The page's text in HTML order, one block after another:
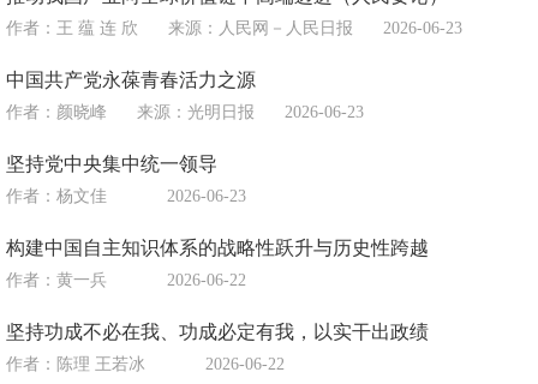
作者：王 蕴 连 欣 来源： 人民网－人民日报 2026-06-23
中国共产党永葆青春活力之源
作者：颜晓峰 来源： 光明日报 2026-06-23
坚持党中央集中统一领导
作者：杨文佳 2026-06-23
构建中国自主知识体系的战略性跃升与历史性跨越
作者：黄一兵 2026-06-22
坚持功成不必在我、功成必定有我，以实干出政绩
作者：陈理 王若冰 2026-06-22